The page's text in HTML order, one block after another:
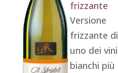
frizzante
Versione
frizzante di
uno dei vini
bianchi più